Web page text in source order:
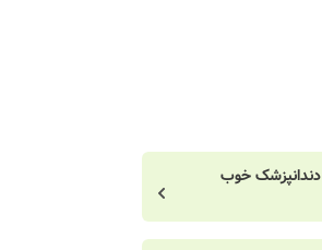
دندانپزشک خوب